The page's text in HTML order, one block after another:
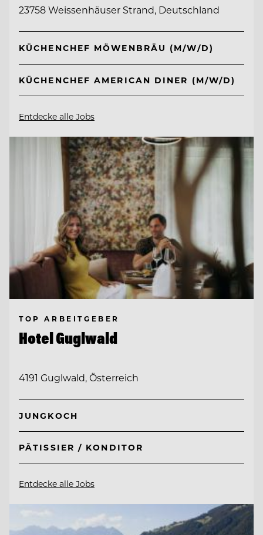
23758 Weissenhäuser Strand, Deutschland
KÜCHENCHEF MÖWENBRÄU (M/W/D)
KÜCHENCHEF AMERICAN DINER (M/W/D)
Entdecke alle Jobs
TOP ARBEITGEBER
Hotel Guglwald
4191 Guglwald, Österreich
JUNGKOCH
PÂTISSIER / KONDITOR
Entdecke alle Jobs